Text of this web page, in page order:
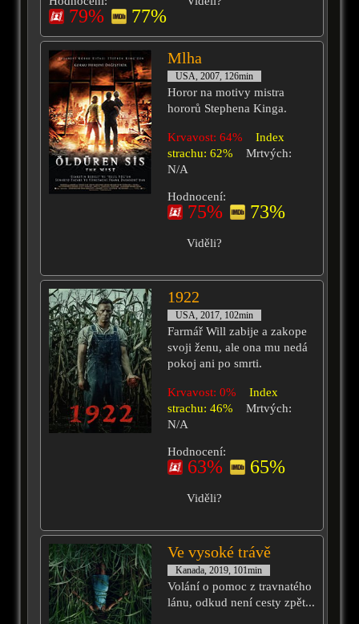
79% 77%
Mlha
USA, 2007, 126min
Horor na motivy mistra
hororů Stephena Kinga.
Krvavost: 64%
Index
strachu: 62%
Mrtvých:
N/A
Hodnocení:
75% 73%
Viděli?
1922
USA, 2017, 102min
Farmář Will zabije a zakope
svoji ženu, ale ona mu nedá
pokoj ani po smrti.
Krvavost: 0%
Index
strachu: 46%
Mrtvých:
N/A
Hodnocení:
63% 65%
Viděli?
Ve vysoké trávě
Kanada, 2019, 101min
Volání o pomoc z travnatého
lánu, odkud není cesty zpět...